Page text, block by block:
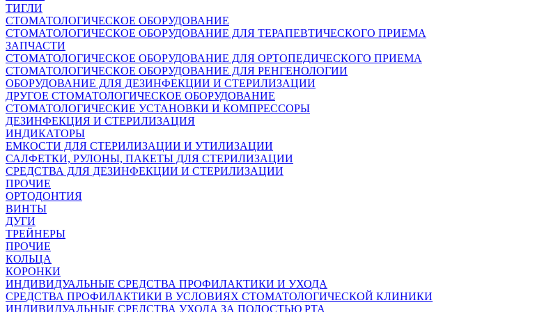
ТИГЛИ
СТОМАТОЛОГИЧЕСКОЕ ОБОРУДОВАНИЕ
СТОМАТОЛОГИЧЕСКОЕ ОБОРУДОВАНИЕ ДЛЯ ТЕРАПЕВТИЧЕСКОГО ПРИЕМА
ЗАПЧАСТИ
СТОМАТОЛОГИЧЕСКОЕ ОБОРУДОВАНИЕ ДЛЯ ОРТОПЕДИЧЕСКОГО ПРИЕМА
СТОМАТОЛОГИЧЕСКОЕ ОБОРУДОВАНИЕ ДЛЯ РЕНГЕНОЛОГИИ
ОБОРУДОВАНИЕ ДЛЯ ДЕЗИНФЕКЦИИ И СТЕРИЛИЗАЦИИ
ДРУГОЕ СТОМАТОЛОГИЧЕСКОЕ ОБОРУДОВАНИЕ
СТОМАТОЛОГИЧЕСКИЕ УСТАНОВКИ И КОМПРЕССОРЫ
ДЕЗИНФЕКЦИЯ И СТЕРИЛИЗАЦИЯ
ИНДИКАТОРЫ
ЕМКОСТИ ДЛЯ СТЕРИЛИЗАЦИИ И УТИЛИЗАЦИИ
САЛФЕТКИ, РУЛОНЫ, ПАКЕТЫ ДЛЯ СТЕРИЛИЗАЦИИ
СРЕДСТВА ДЛЯ ДЕЗИНФЕКЦИИ И СТЕРИЛИЗАЦИИ
ПРОЧИЕ
ОРТОДОНТИЯ
ВИНТЫ
ДУГИ
ТРЕЙНЕРЫ
ПРОЧИЕ
КОЛЬЦА
КОРОНКИ
ИНДИВИДУАЛЬНЫЕ СРЕДСТВА ПРОФИЛАКТИКИ И УХОДА
СРЕДСТВА ПРОФИЛАКТИКИ В УСЛОВИЯХ СТОМАТОЛОГИЧЕСКОЙ КЛИНИКИ
ИНДИВИДУАЛЬНЫЕ СРЕДСТВА УХОДА ЗА ПОЛОСТЬЮ РТА